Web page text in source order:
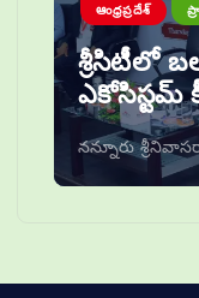
ఆంధ్రప్రదేశ్
శ్రీసిటీలో
ఎకోసిస్టమ్
నన్నూరు